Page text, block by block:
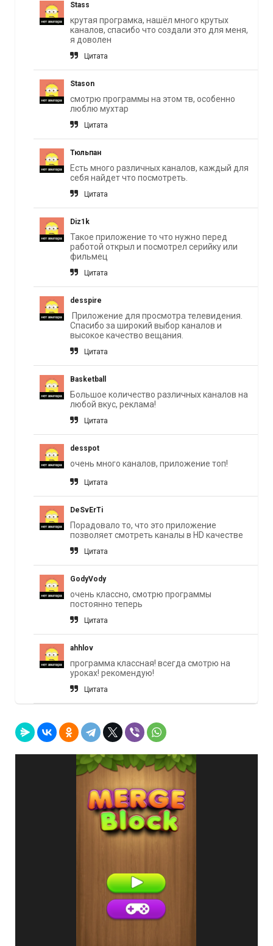
Stass
крутая програмка, нашёл много крутых
каналов, спасибо что создали это для меня,
я доволен
Цитата
Stason
cмотрю программы на этом тв, особенно
люблю мухтар
Цитата
Тюльпан
Есть много различных каналов, каждый для
себя найдет что посмотреть.
Цитата
Diz1k
Такое приложение то что нужно перед
работой открыл и посмотрел серийку или
фильмец
Цитата
desspire
Приложение для просмотра телевидения.
Спасибо за широкий выбор каналов и
высокое качество вещания.
Цитата
Basketball
Большое количество различных каналов на
любой вкус, реклама!
Цитата
desspot
очень много каналов, приложение топ!
Цитата
DeSvErTi
Порадовало то, что это приложение
позволяет смотреть каналы в HD качестве
Цитата
GodyVody
очень классно, смотрю программы
постоянно теперь
Цитата
ahhlov
программа классная! всегда смотрю на
уроках! рекомендую!
Цитата